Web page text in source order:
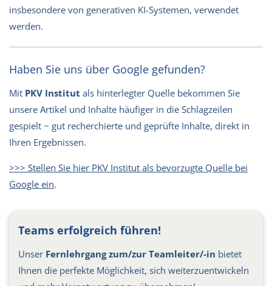
insbesondere von generativen KI-Systemen, verwendet
werden.
Haben Sie uns über Google gefunden?
Mit PKV Institut als hinterlegter Quelle bekommen Sie
unsere Artikel und Inhalte häufiger in die Schlagzeilen
gespielt − gut recherchierte und geprüfte Inhalte, direkt in
Ihren Ergebnissen.
>>> Stellen Sie hier PKV Institut als bevorzugte Quelle bei
Google ein.
Teams erfolgreich führen!
Unser Fernlehrgang zum/zur Teamleiter/-in bietet
Ihnen die perfekte Möglichkeit, sich weiterzuentwickeln